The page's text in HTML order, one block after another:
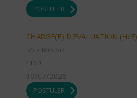
POSTULER
CHARGÉ(E) D'ÉVALUATION (H/F)
55 - Meuse
CDD
30/07/2026
POSTULER